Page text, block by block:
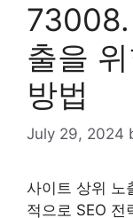
73008.
출을
방법
July 29, 2024
사이트 상위 노
적으로 SEO 전